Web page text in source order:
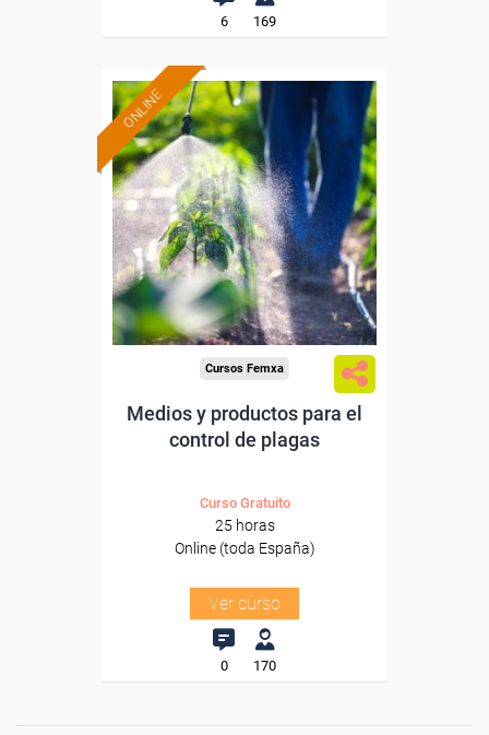
6 169
ONLINE
Formación 100%
subvencionada.
Para desempleados,
trabajadores y autónomos.
Sector
-Agricultura y Ganadería.
Cursos Femxa
Medios y productos para el
control de plagas
Curso Gratuito
25 horas
Online (toda España)
Ver curso
0 170